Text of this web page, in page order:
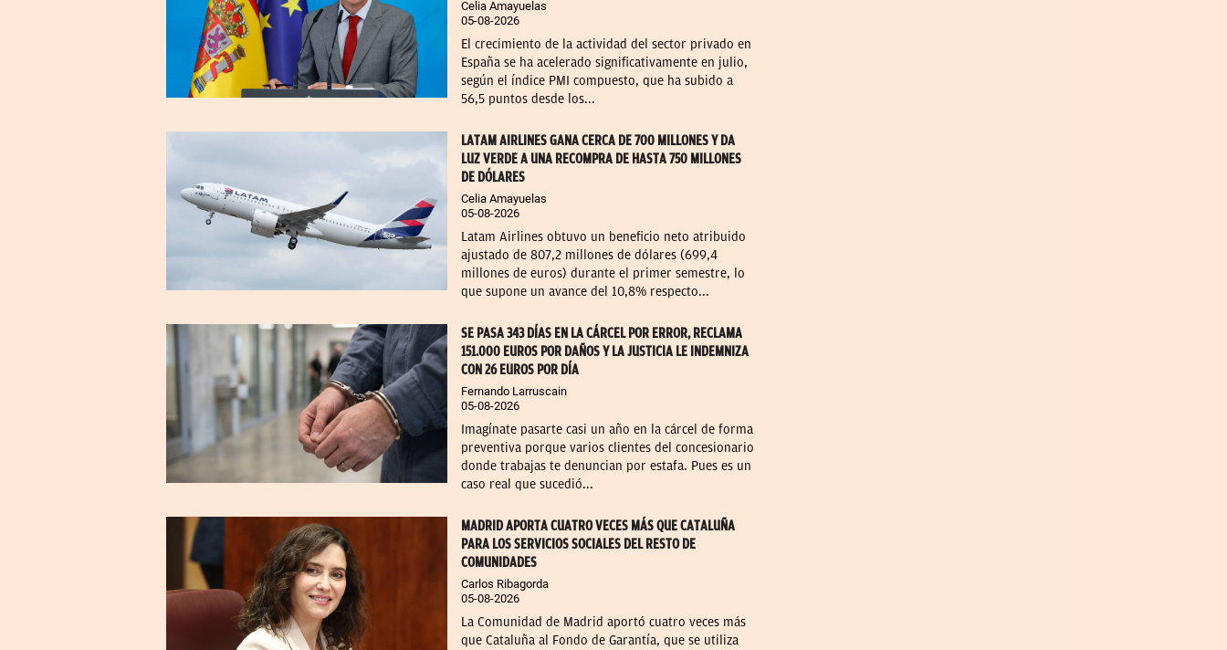
Celia Amayuelas
05-08-2026
El crecimiento de la actividad del sector privado en
España se ha acelerado significativamente en julio,
según el índice PMI compuesto, que ha subido a
56,5 puntos desde los...
LATAM AIRLINES GANA CERCA DE 700 MILLONES Y DA
LUZ VERDE A UNA RECOMPRA DE HASTA 750 MILLONES
DE DÓLARES
Celia Amayuelas
05-08-2026
Latam Airlines obtuvo un beneficio neto atribuido
ajustado de 807,2 millones de dólares (699,4
millones de euros) durante el primer semestre, lo
que supone un avance del 10,8% respecto...
SE PASA 343 DÍAS EN LA CÁRCEL POR ERROR, RECLAMA
151.000 EUROS POR DAÑOS Y LA JUSTICIA LE INDEMNIZA
CON 26 EUROS POR DÍA
Fernando Larruscain
05-08-2026
Imagínate pasarte casi un año en la cárcel de forma
preventiva porque varios clientes del concesionario
donde trabajas te denuncian por estafa. Pues es un
caso real que sucedió...
MADRID APORTA CUATRO VECES MÁS QUE CATALUÑA
PARA LOS SERVICIOS SOCIALES DEL RESTO DE
COMUNIDADES
Carlos Ribagorda
05-08-2026
La Comunidad de Madrid aportó cuatro veces más
que Cataluña al Fondo de Garantía, que se utiliza